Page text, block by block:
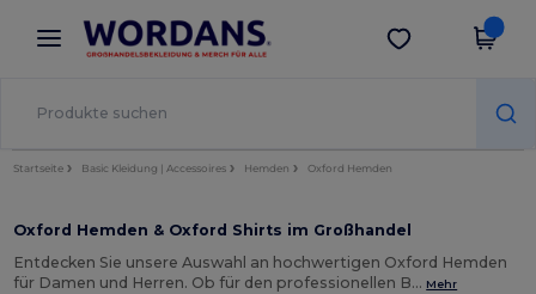
× Wordans App
Bessere Preise in der App!
App holen
Startseite Basic Kleidung | Accessoires Hemden Oxford Hemden
Oxford Hemden & Oxford Shirts im Großhandel
Entdecken Sie unsere Auswahl an hochwertigen Oxford Hemden
für Damen und Herren. Ob für den professionellen B… Mehr